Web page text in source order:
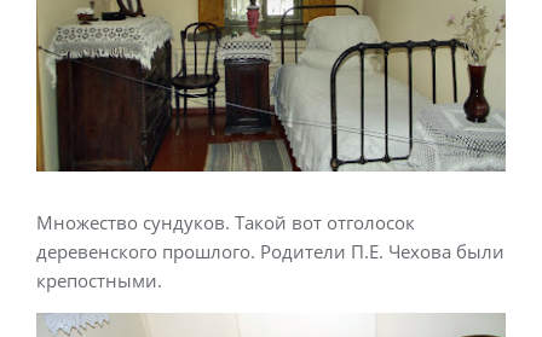
Множество сундуков. Такой вот отголосок
деревенского прошлого. Родители П.Е. Чехова были
крепостными.